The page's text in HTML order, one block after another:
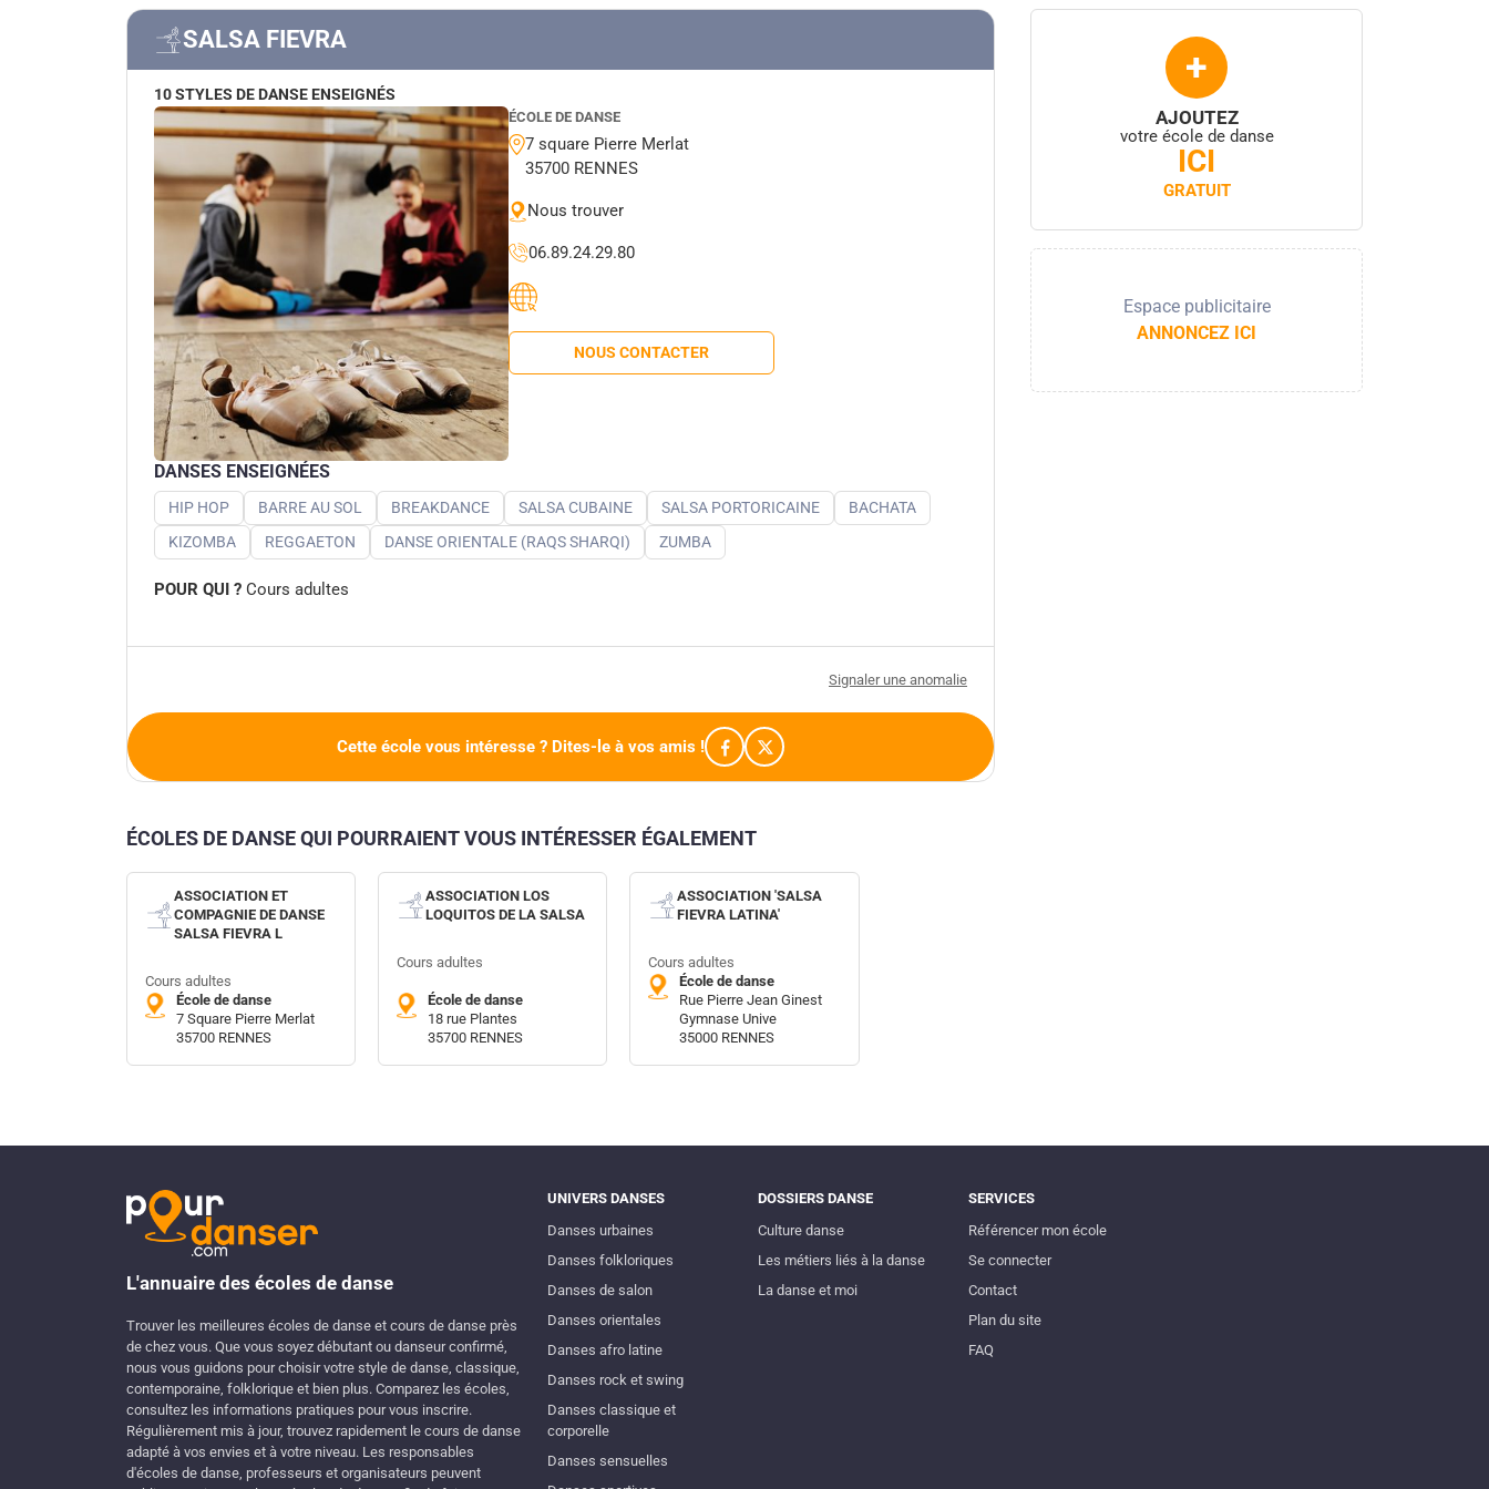
SALSA FIEVRA
10 STYLES DE DANSE ENSEIGNÉS
ÉCOLE DE DANSE
7 square Pierre Merlat
35700 RENNES
Nous trouver
06.89.24.29.80
NOUS CONTACTER
DANSES ENSEIGNÉES
HIP HOP BARRE AU SOL BREAKDANCE SALSA CUBAINE SALSA PORTORICAINE
BACHATA
KIZOMBA
REGGAETON DANSE ORIENTALE (RAQS SHARQI) ZUMBA
POUR QUI ? Cours adultes
Signaler une anomalie
Cette école vous intéresse ? Dites-le à vos amis !
+
AJOUTEZ
votre école de danse
ICI
GRATUIT
Espace publicitaire
ANNONCEZ ICI
ÉCOLES DE DANSE QUI POURRAIENT VOUS INTÉRESSER ÉGALEMENT
ASSOCIATION ET
COMPAGNIE DE DANSE
SALSA FIEVRA L
Cours adultes
École de danse
7 Square Pierre Merlat
35700 RENNES
ASSOCIATION LOS
LOQUITOS DE LA SALSA
Cours adultes
École de danse
18 rue Plantes
35700 RENNES
ASSOCIATION 'SALSA
FIEVRA LATINA'
Cours adultes
École de danse
Rue Pierre Jean Ginest
Gymnase Unive
35000 RENNES
L'annuaire des écoles de danse
Trouver les meilleures écoles de danse et cours de danse près
de chez vous. Que vous soyez débutant ou danseur confirmé,
nous vous guidons pour choisir votre style de danse, classique,
contemporaine, folklorique et bien plus. Comparez les écoles,
consultez les informations pratiques pour vous inscrire.
Régulièrement mis à jour, trouvez rapidement le cours de danse
adapté à vos envies et à votre niveau. Les responsables
d'écoles de danse, professeurs et organisateurs peuvent
UNIVERS DANSES
Danses urbaines
Danses folkloriques
Danses de salon
Danses orientales
Danses afro latine
Danses rock et swing
Danses classique et
corporelle
Danses sensuelles
DOSSIERS DANSE
Culture danse
Les métiers liés à la danse
La danse et moi
SERVICES
Référencer mon école
Se connecter
Contact
Plan du site
FAQ